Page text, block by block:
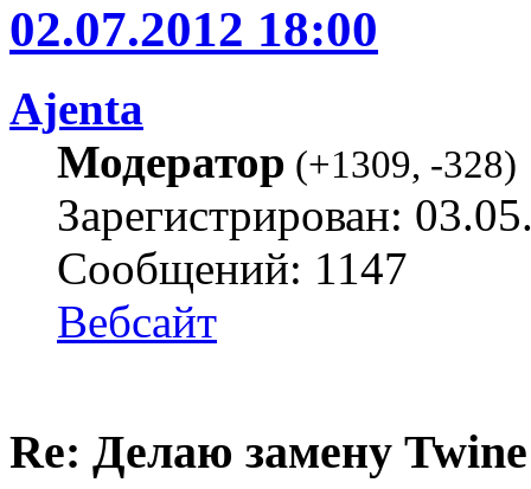
02.07.2012 18:00
Ajenta
Модератор (+1309, -328)
Зарегистрирован:
Сообщений: 1147
Вебсайт
Re: Делаю замену